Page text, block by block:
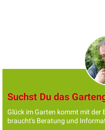
Suchst Du das
Glück im Garten kommt mit der
braucht's Beratung und